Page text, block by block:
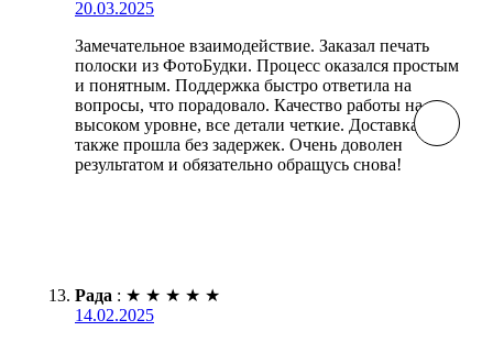
20.03.2025
Замечательное взаимодействие. Заказал печать
полоски из ФотоБудки. Процесс оказался простым
и понятным. Поддержка быстро ответила на
вопросы, что порадовало. Качество работы на
высоком уровне, все детали четкие. Доставка
также прошла без задержек. Очень доволен
результатом и обязательно обращусь снова!
Рада : ★ ★ ★ ★ ★
14.02.2025